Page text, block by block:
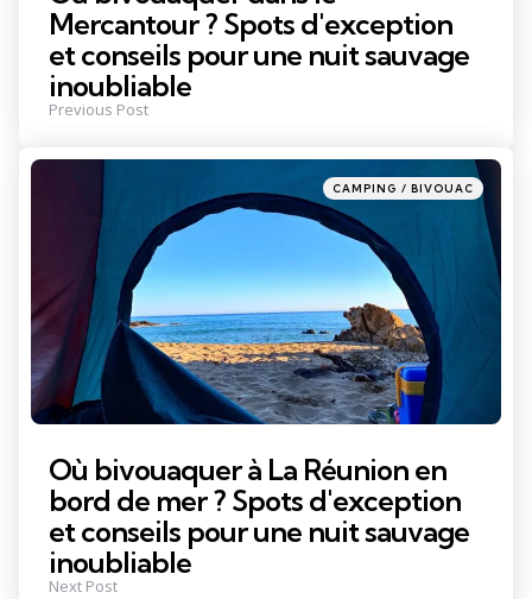
Mercantour ? Spots d'exception
et conseils pour une nuit sauvage
inoubliable
Previous Post
Posted
in
CAMPING / BIVOUAC
Où bivouaquer à La Réunion en
bord de mer ? Spots d'exception
et conseils pour une nuit sauvage
inoubliable
Next Post